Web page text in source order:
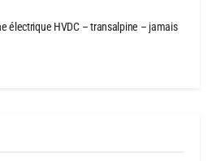
électrique HVDC – transalpine – jamais